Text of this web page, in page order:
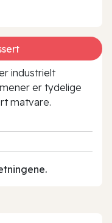
industrielt
er tydelige
matvare.